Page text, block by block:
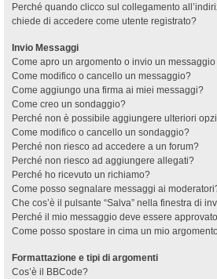
Perché quando clicco sul collegamento
chiede di accedere come utente registrato?
Invio Messaggi
Come apro un argomento o invio un
Come modifico o cancello un messaggio?
Come aggiungo una firma ai miei messaggi?
Come creo un sondaggio?
Perché non è possibile aggiungere ulteriori
Come modifico o cancello un sondaggio?
Perché non riesco ad accedere a un forum?
Perché non riesco ad aggiungere allegati?
Perché ho ricevuto un richiamo?
Come posso segnalare messaggi ai
Che cos’è il pulsante “Salva” nella finestra di
Perché il mio messaggio deve essere
Come posso spostare in cima un mio
Formattazione e tipi di argomenti
Cos’è il BBCode?